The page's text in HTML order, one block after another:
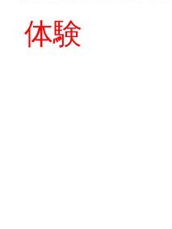
体験